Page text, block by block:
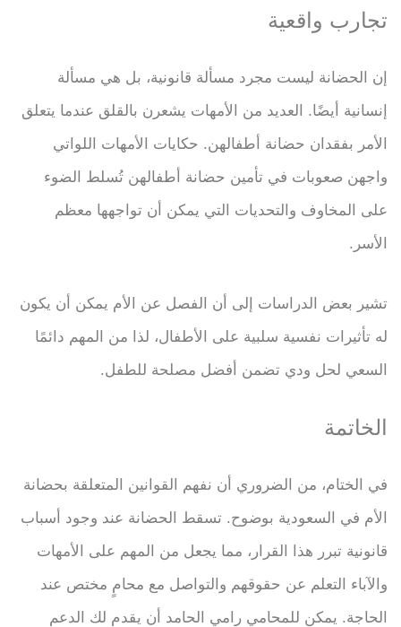
تجارب واقعية
إن الحضانة ليست مجرد مسألة قانونية، بل هي مسألة
إنسانية أيضًا. العديد من الأمهات يشعرن بالقلق عندما يتعلق
الأمر بفقدان حضانة أطفالهن. حكايات الأمهات اللواتي
واجهن صعوبات في تأمين حضانة أطفالهن تُسلط الضوء
على المخاوف والتحديات التي يمكن أن تواجهها معظم
الأسر.
تشير بعض الدراسات إلى أن الفصل عن الأم يمكن أن يكون
له تأثيرات نفسية سلبية على الأطفال، لذا من المهم دائمًا
السعي لحل ودي تضمن أفضل مصلحة للطفل.
الخاتمة
في الختام، من الضروري أن نفهم القوانين المتعلقة بحضانة
الأم في السعودية بوضوح. تسقط الحضانة عند وجود أسباب
قانونية تبرر هذا القرار، مما يجعل من المهم على الأمهات
والآباء التعلم عن حقوقهم والتواصل مع محامٍ مختص عند
الحاجة. يمكن للمحامي رامي الحامد أن يقدم لك الدعم